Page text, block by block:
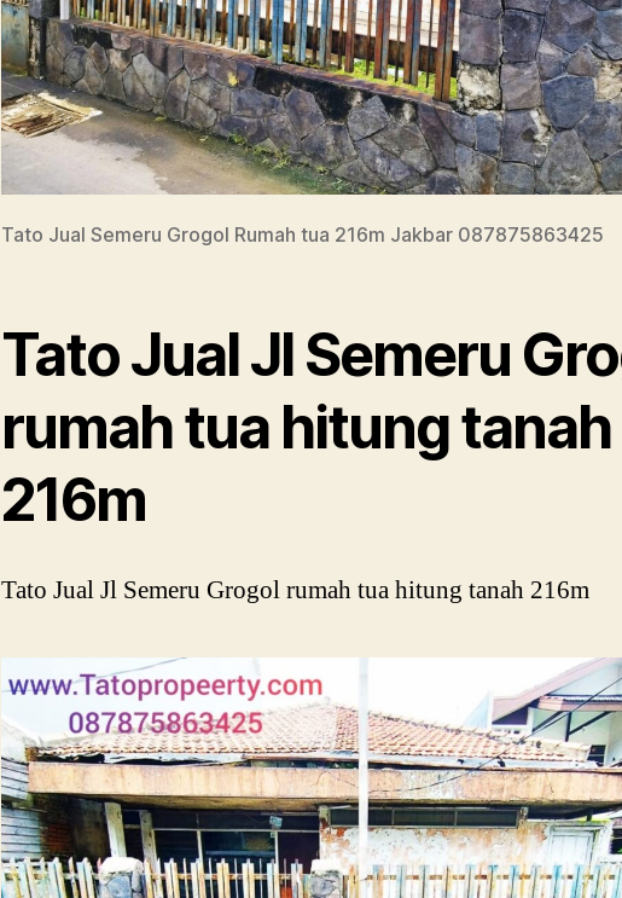
Tato Jual Semeru Grogol Rumah tua 216m Jakbar 087875863425
Tato Jual Jl Semeru
rumah tua hitung tanah
216m
Tato Jual Jl Semeru Grogol rumah tua hitung tanah 216m